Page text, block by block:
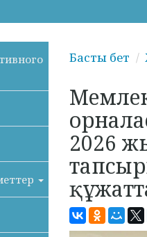
Басты бет
2026